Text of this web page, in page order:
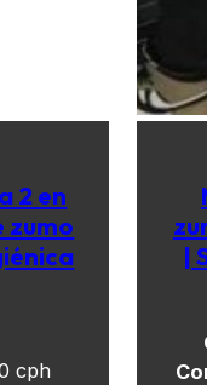
2 en
zumo
cph
|